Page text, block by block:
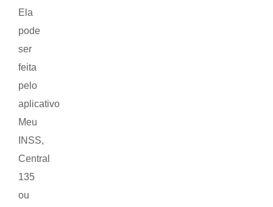
Ela
pode
ser
feita
pelo
aplicativo
Meu
INSS,
Central
135
ou